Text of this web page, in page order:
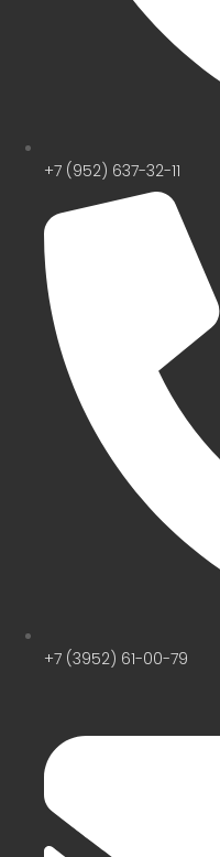
+7 (952) 637-32-11
+7 (3952) 61-00-79